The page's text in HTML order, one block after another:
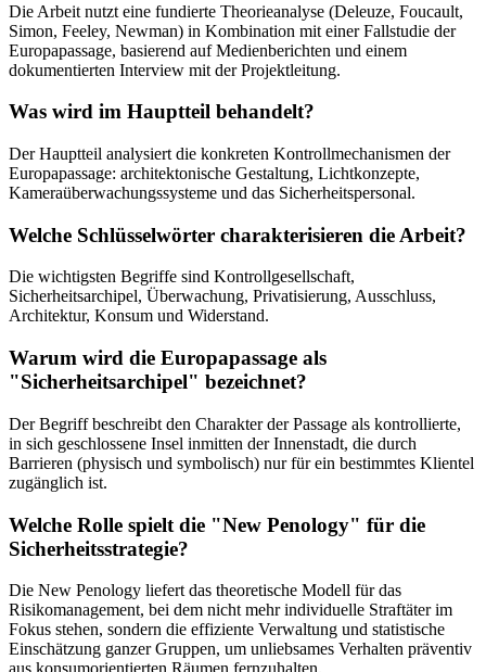
Die Arbeit nutzt eine fundierte Theorieanalyse (Deleuze, Foucault,
Simon, Feeley, Newman) in Kombination mit einer Fallstudie der
Europapassage, basierend auf Medienberichten und einem
dokumentierten Interview mit der Projektleitung.
Was wird im Hauptteil behandelt?
Der Hauptteil analysiert die konkreten Kontrollmechanismen der
Europapassage: architektonische Gestaltung, Lichtkonzepte,
Kameraüberwachungssysteme und das Sicherheitspersonal.
Welche Schlüsselwörter charakterisieren die Arbeit?
Die wichtigsten Begriffe sind Kontrollgesellschaft,
Sicherheitsarchipel, Überwachung, Privatisierung, Ausschluss,
Architektur, Konsum und Widerstand.
Warum wird die Europapassage als
"Sicherheitsarchipel" bezeichnet?
Der Begriff beschreibt den Charakter der Passage als kontrollierte,
in sich geschlossene Insel inmitten der Innenstadt, die durch
Barrieren (physisch und symbolisch) nur für ein bestimmtes Klientel
zugänglich ist.
Welche Rolle spielt die "New Penology" für die
Sicherheitsstrategie?
Die New Penology liefert das theoretische Modell für das
Risikomanagement, bei dem nicht mehr individuelle Straftäter im
Fokus stehen, sondern die effiziente Verwaltung und statistische
Einschätzung ganzer Gruppen, um unliebsames Verhalten präventiv